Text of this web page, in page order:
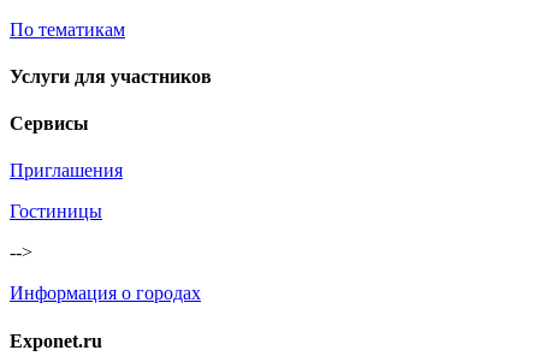
По тематикам
Услуги для участников
Сервисы
Приглашения
Гостиницы
-->
Информация о городах
Exponet.ru